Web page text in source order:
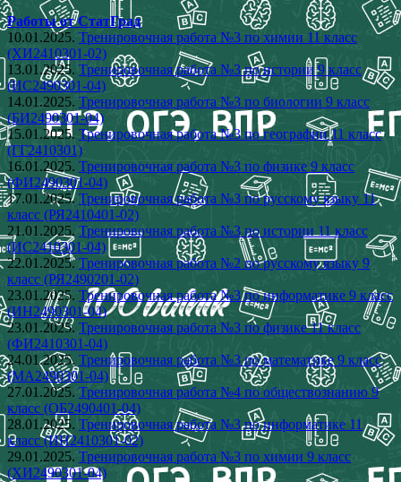
Работы от СтатГрад
10.01.2025. Тренировочная работа №3 по химии 11 класс
(ХИ2410301-02)
13.01.2025. Тренировочная работа №3 по истории 9 класс
(ИС2490301-04)
14.01.2025. Тренировочная работа №3 по биологии 9 класс
(БИ2490301-04)
15.01.2025.Тренировочная работа №3 по географии 11 класс
(ГГ2410301)
16.01.2025. Тренировочная работа №3 по физике 9 класс
(ФИ2490301-04)
17.01.2025.Тренировочная работа №3 по русскому языку 11
класс (РЯ2410401-02)
21.01.2025. Тренировочная работа №3 по истории 11 класс
(ИС2410301-04)
22.01.2025.Тренировочная работа №2 по русскому языку 9
класс (РЯ2490201-02)
23.01.2025. Тренировочная работа №3 по информатике 9 класс
(ИН2490301-04)
23.01.2025.Тренировочная работа №3 по физике 11 класс
(ФИ2410301-04)
24.01.2025.Тренировочная работа №3 по математике 9 класс
(МА2490301-04)
27.01.2025. Тренировочная работа №4 по обществознанию 9
класс (ОБ2490401-04)
28.01.2025. Тренировочная работа №3 по информатике 11
класс (ИН2410301-02)
29.01.2025. Тренировочная работа №3 по химии 9 класс
(ХИ2490301-04)